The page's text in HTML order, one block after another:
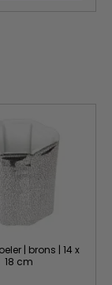
| brons | 14 x
18 cm